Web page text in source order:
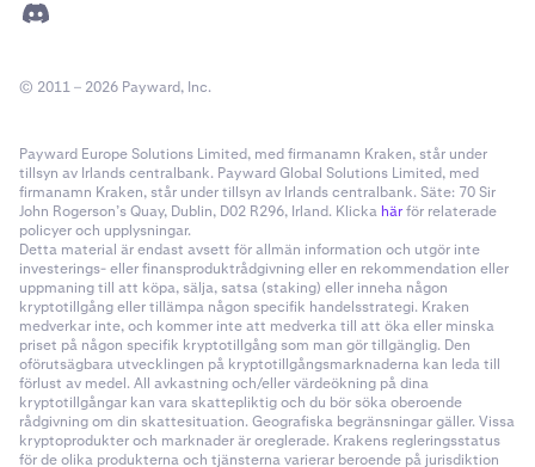
© 2011 – 2026 Payward, Inc.
Payward Europe Solutions Limited, med firmanamn Kraken, står under
tillsyn av Irlands centralbank. Payward Global Solutions Limited, med
firmanamn Kraken, står under tillsyn av Irlands centralbank. Säte: 70 Sir
John Rogerson’s Quay, Dublin, D02 R296, Irland. Klicka härför relaterade
policyer och upplysningar.
Detta material är endast avsett för allmän information och utgör inte
investerings- eller finansproduktrådgivning eller en rekommendation eller
uppmaning till att köpa, sälja, satsa (staking) eller inneha någon
kryptotillgång eller tillämpa någon specifik handelsstrategi. Kraken
medverkar inte, och kommer inte att medverka till att öka eller minska
priset på någon specifik kryptotillgång som man gör tillgänglig. Den
oförutsägbara utvecklingen på kryptotillgångsmarknaderna kan leda till
förlust av medel. All avkastning och/eller värdeökning på dina
kryptotillgångar kan vara skattepliktig och du bör söka oberoende
rådgivning om din skattesituation. Geografiska begränsningar gäller. Vissa
kryptoprodukter och marknader är oreglerade. Krakens regleringsstatus
för de olika produkterna och tjänsterna varierar beroende på jurisdiktion